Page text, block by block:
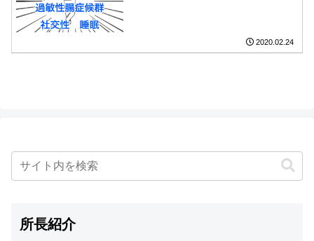
2020.02.24
所長紹介